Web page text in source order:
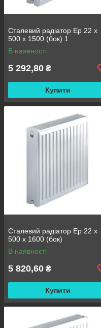
Сталевий радіатор Ep 22 x
500 x 1500 (бок) 1
В наявності
5 292,80 ₴
Купити
Сталевий радіатор Ep 22 x
500 x 1600 (бок)
В наявності
5 820,60 ₴
Купити